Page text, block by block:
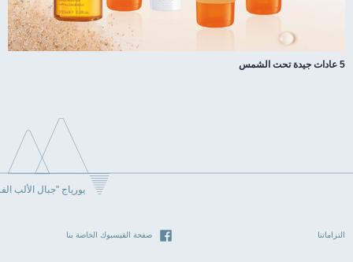
5 عادات جيدة تحت الشمس
يورياج "جبال الألب
التزاماتنا صفحة الفيسبوك الخاصة بنا